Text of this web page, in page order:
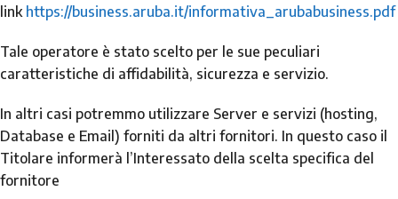
link https://business.aruba.it/informativa_arubabusiness.pdf
Tale operatore è stato scelto per le sue peculiari
caratteristiche di affidabilità, sicurezza e servizio.
In altri casi potremmo utilizzare Server e servizi (hosting,
Database e Email) forniti da altri fornitori. In questo caso il
Titolare informerà l’Interessato della scelta specifica del
fornitore